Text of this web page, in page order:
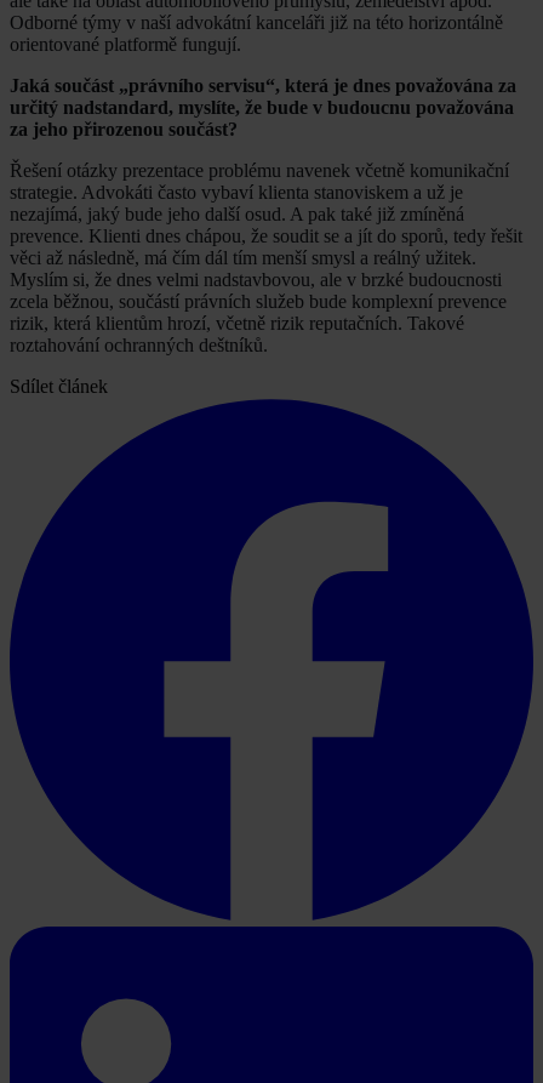
Odborné týmy v naší advokátní kanceláři již na této horizontálně
orientované platformě fungují.
Jaká součást „právního servisu“, která je dnes považována za
určitý nadstandard, myslíte, že bude v budoucnu považována
za jeho přirozenou součást?
Řešení otázky prezentace problému navenek včetně komunikační
strategie. Advokáti často vybaví klienta stanoviskem a už je
nezajímá, jaký bude jeho další osud. A pak také již zmíněná
prevence. Klienti dnes chápou, že soudit se a jít do sporů, tedy řešit
věci až následně, má čím dál tím menší smysl a reálný užitek.
Myslím si, že dnes velmi nadstavbovou, ale v brzké budoucnosti
zcela běžnou, součástí právních služeb bude komplexní prevence
rizik, která klientům hrozí, včetně rizik reputačních. Takové
roztahování ochranných deštníků.
Sdílet článek